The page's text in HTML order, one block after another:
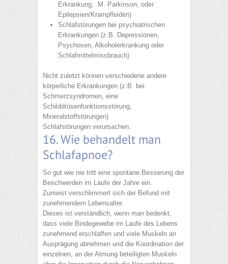
Erkrankung, M. Parkinson, oder
Epilepsien/Krampfleiden)
Schlafstörungen bei psychiatrischen
Erkrankungen (z.B. Depressionen,
Psychosen, Alkoholerkrankung oder
Schlafmittelmissbrauch)
Nicht zuletzt können verschiedene andere
körperliche Erkrankungen (z.B. bei
Schmerzsyndromen, eine
Schilddrüsenfunktionsstörung,
Mineralstoffstörungen)
Schlafstörungen verursachen.
16. Wie behandelt man
Schlafapnoe?
So gut wie nie tritt eine spontane Besserung der
Beschwerden im Laufe der Jahre ein.
Zumeist verschlimmert sich der Befund mit
zunehmendem Lebensalter.
Dieses ist verständlich, wenn man bedenkt,
dass viele Bindegewebe im Laufe des Lebens
zunehmend erschlaffen und viele Muskeln an
Ausprägung abnehmen und die Koordination der
einzelnen, an der Atmung beteiligten Muskeln